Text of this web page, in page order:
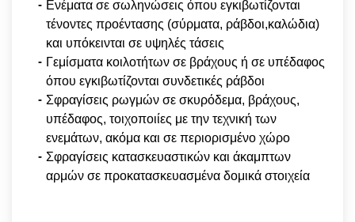
Ενέματα σε σωληνώσεις όπου εγκιβωτίζονται
τένοντες προέντασης (σύρματα, ράβδοι,καλώδια)
και υπόκεινται σε υψηλές τάσεις
Γεμίσματα κοιλοτήτων σε βράχους ή σε υπέδαφος
όπου εγκιβωτίζονται συνδετικές ράβδοι
Σφραγίσεις ρωγμών σε σκυρόδεμα, βράχους,
υπέδαφος, τοιχοποιίες με την τεχνική των
ενεμάτων, ακόμα και σε περιορισμένο χώρο
Σφραγίσεις κατασκευαστικών και άκαμπτων
αρμών σε προκατασκευασμένα δομικά στοιχεία